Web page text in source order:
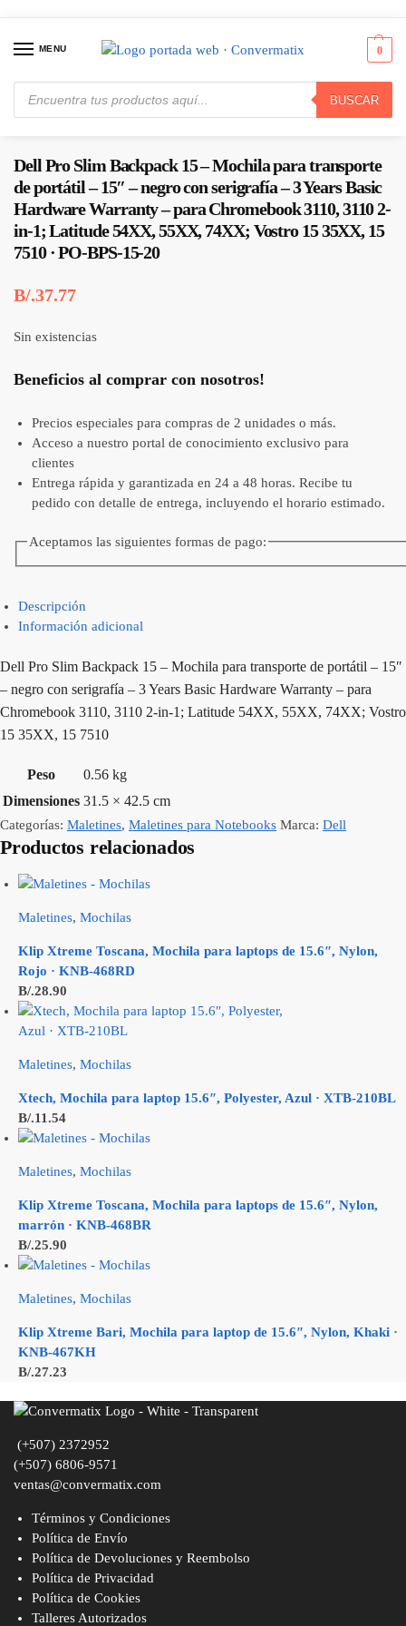
MENU
BUSCAR
0
Inicio / Maletines / Maletines para Notebooks Dell Pro Slim Backpack 15 – Mochila para transporte de portátil – 15″ – negro con serigrafía – 3 Years Basic Hardware Warranty – para Chromebook 3110, 3110 2-in-1; Latitude 54XX, 55XX, 74XX; Vostro 15 35XX, 15 7510 · PO-BPS-15-20
Dell Pro Slim Backpack 15 – Mochila para transporte
de portátil – 15″ – negro con serigrafía – 3 Years Basic
Hardware Warranty – para Chromebook 3110, 3110 2-
in-1; Latitude 54XX, 55XX, 74XX; Vostro 15 35XX, 15
7510 · PO-BPS-15-20
B/.37.77
Sin existencias
Beneficios al comprar con nosotros!
Precios especiales para compras de 2 unidades o más.
Acceso a nuestro portal de conocimiento exclusivo para
clientes
Entrega rápida y garantizada en 24 a 48 horas. Recibe tu
pedido con detalle de entrega, incluyendo el horario estimado.
Aceptamos las siguientes formas de pago:
Descripción
Información adicional
Dell Pro Slim Backpack 15 – Mochila para transporte de portátil – 15″
– negro con serigrafía – 3 Years Basic Hardware Warranty – para
Chromebook 3110, 3110 2-in-1; Latitude 54XX, 55XX, 74XX; Vostro
15 35XX, 15 7510
Peso
0.56 kg
Dimensiones 31.5 × 42.5 cm
Categorías: Maletines, Maletines para Notebooks Marca: Dell
Productos relacionados
Maletines, Mochilas
Klip Xtreme Toscana, Mochila para laptops de 15.6″, Nylon,
Rojo · KNB-468RD
B/.28.90
Maletines, Mochilas
Xtech, Mochila para laptop 15.6″, Polyester, Azul · XTB-210BL
B/.11.54
Maletines, Mochilas
Klip Xtreme Toscana, Mochila para laptops de 15.6″, Nylon,
marrón · KNB-468BR
B/.25.90
Maletines, Mochilas
Klip Xtreme Bari, Mochila para laptop de 15.6″, Nylon, Khaki ·
KNB-467KH
B/.27.23
(+507) 2372952
(+507) 6806-9571
ventas@convermatix.com
Términos y Condiciones
Política de Envío
Política de Devoluciones y Reembolso
Política de Privacidad
Política de Cookies
Talleres Autorizados